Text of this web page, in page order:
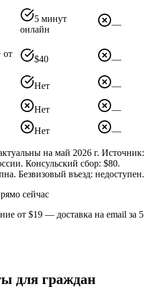
5 минут
онлайн
—
от
$40
—
Нет
—
Нет
—
Нет —
на май 2026 г. Источник:
Консульский сбор: $80.
Безвизовый въезд: недоступен.
сейчас
от $19 — доставка на email за 5
для граждан